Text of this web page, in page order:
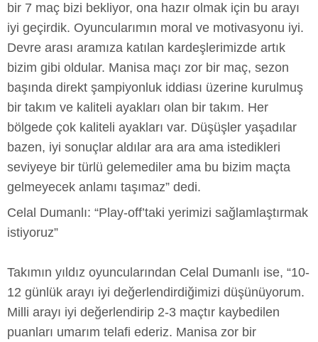
bir 7 maç bizi bekliyor, ona hazır olmak için bu arayı
iyi geçirdik. Oyuncularımın moral ve motivasyonu iyi.
Devre arası aramıza katılan kardeşlerimizde artık
bizim gibi oldular. Manisa maçı zor bir maç, sezon
başında direkt şampiyonluk iddiası üzerine kurulmuş
bir takım ve kaliteli ayakları olan bir takım. Her
bölgede çok kaliteli ayakları var. Düşüşler yaşadılar
bazen, iyi sonuçlar aldılar ara ara ama istedikleri
seviyeye bir türlü gelemediler ama bu bizim maçta
gelmeyecek anlamı taşımaz” dedi.
Celal Dumanlı: “Play-off’taki yerimizi sağlamlaştırmak
istiyoruz”
Takımın yıldız oyuncularından Celal Dumanlı ise, “10-
12 günlük arayı iyi değerlendirdiğimizi düşünüyorum.
Milli arayı iyi değerlendirip 2-3 maçtır kaybedilen
puanları umarım telafi ederiz. Manisa zor bir